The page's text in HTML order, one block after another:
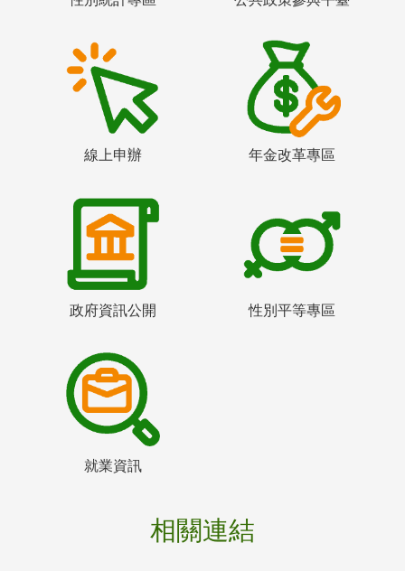
線上申辦 年金改革專區
政府資訊公開 性別平等專區
就業資訊
相關連結